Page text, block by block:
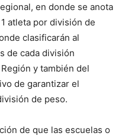
en donde se anota
atleta por división de
clasificarán al
de cada división
y también del
de garantizar el
de peso.
de que las escuelas o